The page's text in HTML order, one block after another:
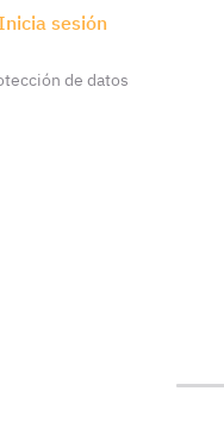
Inicia sesión
de datos